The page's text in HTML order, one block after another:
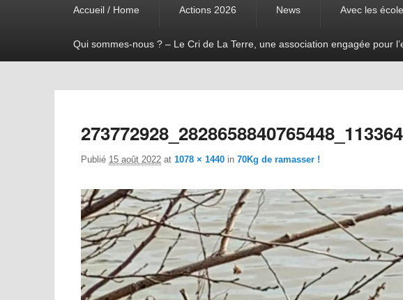
Accueil / Home Actions 2026 News Avec les
Qui sommes-nous ? – Le Cri de La Terre, une association engagée pour
Publié 15 août 2022 at 1078 × 1440 in 70Kg de ramasser !